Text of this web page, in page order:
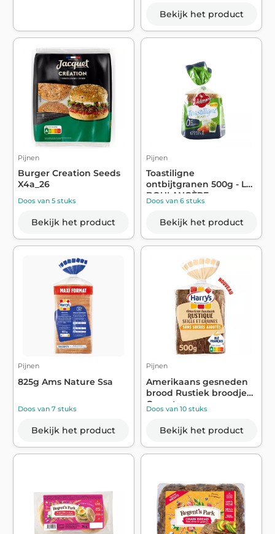
Bekijk het product
Pijnen
Burger Creation Seeds
X4a_26
Doos van 5 stuks
Bekijk het product
Pijnen
Toastiligne
ontbijtgranen 500g - LA
BOULANGÈRE
Doos van 6 stuks
Bekijk het product
Pijnen
825g Ams Nature Ssa
Doos van 7 stuks
Bekijk het product
Pijnen
Amerikaans gesneden
brood Rustiek broodje
Geen toegev...
Doos van 10 stuks
Bekijk het product